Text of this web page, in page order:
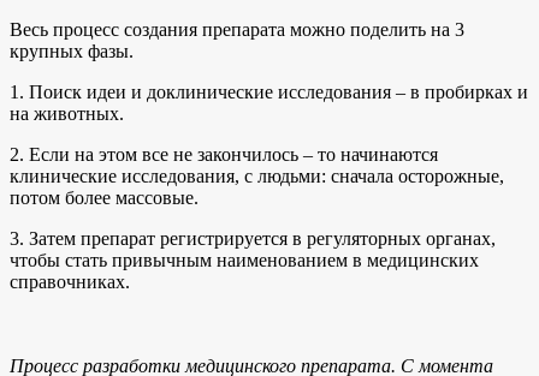
Весь процесс создания препарата можно поделить на 3
крупных фазы.
1. Поиск идеи и доклинические исследования – в пробирках и
на животных.
2. Если на этом все не закончилось – то начинаются
клинические исследования, с людьми: сначала осторожные,
потом более массовые.
3. Затем препарат регистрируется в регуляторных органах,
чтобы стать привычным наименованием в медицинских
справочниках.
Процесс разработки медицинского препарата. С момента